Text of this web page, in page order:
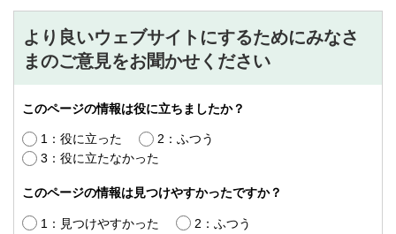
より良いウェブサイトにするためにみなさ
まのご意見をお聞かせください
このページの情報は役に立ちましたか？
1：役に立った
2：ふつう
3：役に立たなかった
このページの情報は見つけやすかったですか？
1：見つけやすかった
2：ふつう